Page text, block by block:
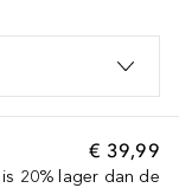
€ 39,99
20% lager dan de